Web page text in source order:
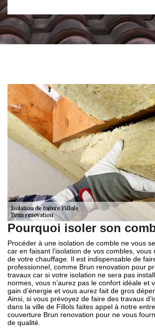
Pourquoi isoler son
Procéder à une isolation de comble ne vous
car en faisant l’isolation de vos combles,
de votre chauffage. Il est indispensable de
professionnel, comme Brun renovation pour
travaux car si votre isolation ne sera pas
normes, vous n’aurez pas le confort idéale et
gain d’énergie et vous aurez fait de gros
Ainsi, si vous prévoyez de faire des travaux
dans la ville de Fillols faites appel à notre
couverture Brun renovation pour ne vous
de qualité.